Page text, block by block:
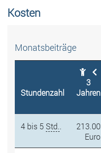
Kosten
Monatsbeiträge
Stundenzahl
3
Jahren
4 bis 5 Std..
213.00
Euro